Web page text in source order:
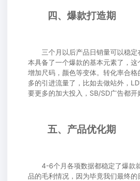
四、爆款打造期
三个月以后产品日销量可以稳定
本具备了一个爆款的基本元素了，这
增加尺码，颜色等变体。转化率合格
多的引进流量了，比如去做站外，
要更多的加大投入，SB/SD广告都开
五、产品优化期
4-6个月各项数据都稳定了爆款
品的毛利情况，因为毕竟我们最终的